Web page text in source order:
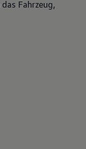
Fahrzeug,